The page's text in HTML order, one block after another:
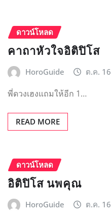
ดาวน์โหลด
คาถาหัวใจอิติปิโส
HoroGuide ต.ค.
พี่ดวงเฮงแถมให้อีก 1…
READ MORE
ดาวน์โหลด
อิติปิโส นพคุณ
HoroGuide ต.ค.